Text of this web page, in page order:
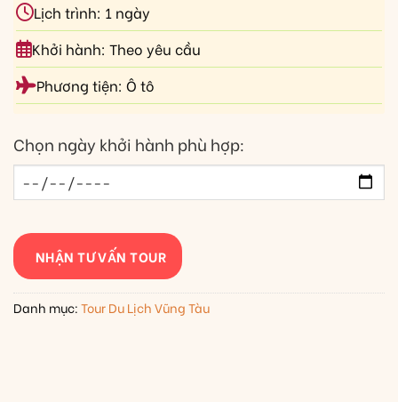
Lịch trình: 1 ngày
Khởi hành: Theo yêu cầu
Phương tiện: Ô tô
Chọn ngày khởi hành phù hợp:
NHẬN TƯ VẤN TOUR
Danh mục:Tour Du Lịch Vũng Tàu